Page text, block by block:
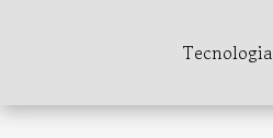
Tecnologia